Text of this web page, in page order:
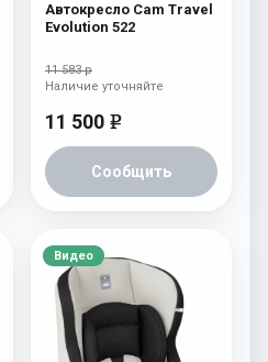
Автокресло Cam Travel
Evolution 522
11 583 р
11 500 e
Сообщить
Наличие уточняйте
Видео